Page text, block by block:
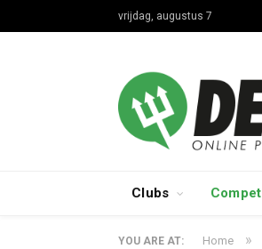
vrijdag, augustus 7
Clubs
YOU ARE AT: Home »